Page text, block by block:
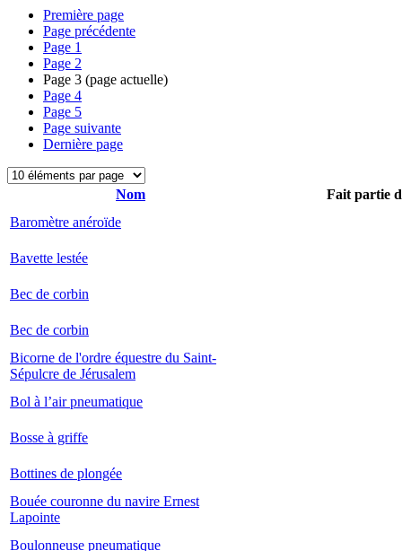
Première page
Page précédente
Page 1
Page 2
Page 3 (page actuelle)
Page 4
Page 5
Page suivante
Dernière page
Nom
Fait partie
Baromètre anéroïde
Bavette lestée
Bec de corbin
Bec de corbin
Bicorne de l'ordre équestre du Saint-
Sépulcre de Jérusalem
Bol à l’air pneumatique
Bosse à griffe
Bottines de plongée
Bouée couronne du navire Ernest
Lapointe
Boulonneuse pneumatique